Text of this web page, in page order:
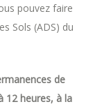
pouvez faire
Sols (ADS) du
de
12 heures, à la